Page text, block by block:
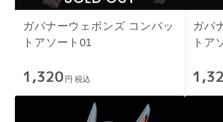
ガバナーウェポンズ コンバッ
トアソート01
1,320 円 税込
ガバ
トア